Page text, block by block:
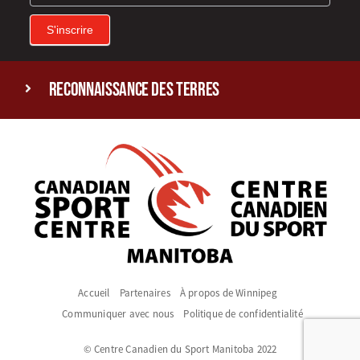
S'inscrire
reconnaissance des terres
Accueil Partenaires
À propos de Winnipeg
Communiquer avec nous
Politique de confidentialité
© Centre Canadien du Sport Manitoba 2022